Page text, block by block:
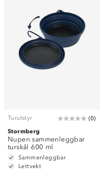
Turutstyr (0)
Stormberg
Nupen sammenleggbar
turskål 600 ml
Sammenleggbar
Lettvekt